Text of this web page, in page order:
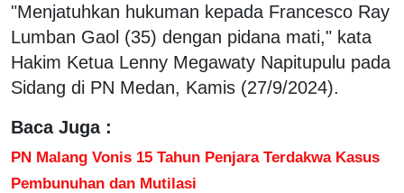
"Menjatuhkan hukuman kepada Francesco Ray
Lumban Gaol (35) dengan pidana mati," kata
Hakim Ketua Lenny Megawaty Napitupulu pada
Sidang di PN Medan, Kamis (27/9/2024).
Baca Juga :
PN Malang Vonis 15 Tahun Penjara Terdakwa Kasus
Pembunuhan dan Mutilasi